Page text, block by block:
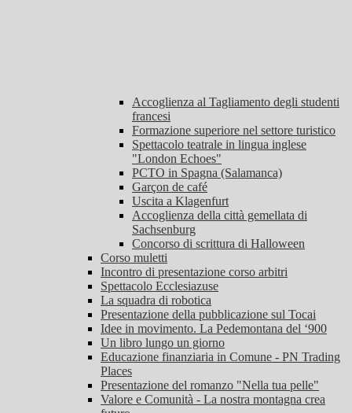
Accoglienza al Tagliamento degli studenti
francesi
Formazione superiore nel settore turistico
Spettacolo teatrale in lingua inglese
"London Echoes"
PCTO in Spagna (Salamanca)
Garçon de café
Uscita a Klagenfurt
Accoglienza della città gemellata di
Sachsenburg
Concorso di scrittura di Halloween
Corso muletti
Incontro di presentazione corso arbitri
Spettacolo Ecclesiazuse
La squadra di robotica
Presentazione della pubblicazione sul Tocai
Idee in movimento. La Pedemontana del ‘900
Un libro lungo un giorno
Educazione finanziaria in Comune - PN Trading
Places
Presentazione del romanzo "Nella tua pelle"
Valore e Comunità - La nostra montagna crea